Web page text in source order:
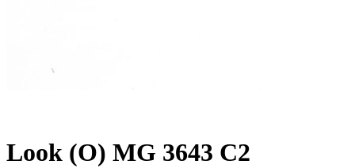
Look (O) MG 3643 C2